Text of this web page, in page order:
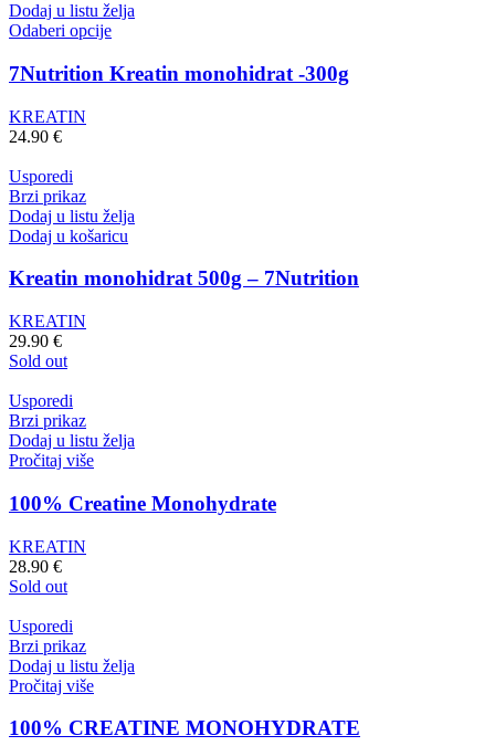
Dodaj u listu želja
Odaberi opcije
7Nutrition Kreatin monohidrat -300g
KREATIN
24.90 €
Usporedi
Brzi prikaz
Dodaj u listu želja
Dodaj u košaricu
Kreatin monohidrat 500g – 7Nutrition
KREATIN
29.90 €
Sold out
Usporedi
Brzi prikaz
Dodaj u listu želja
Pročitaj više
100% Creatine Monohydrate
KREATIN
28.90 €
Sold out
Usporedi
Brzi prikaz
Dodaj u listu želja
Pročitaj više
100% CREATINE MONOHYDRATE